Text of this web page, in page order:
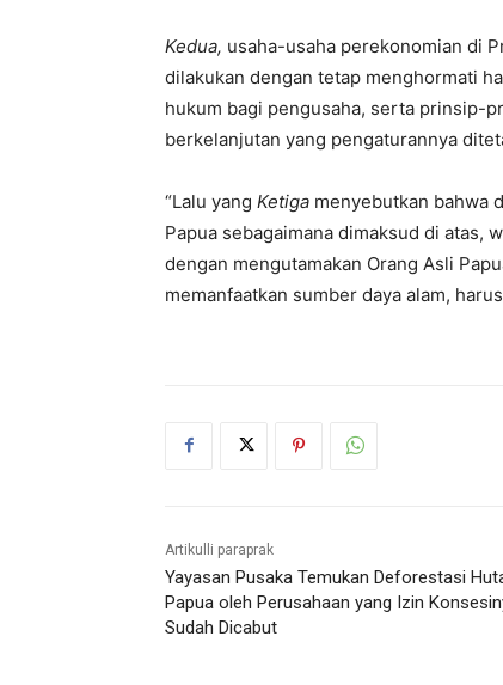
Kedua, usaha-usaha perekonomian di
dilakukan dengan tetap menghormati
hukum bagi pengusaha, serta prinsip-
berkelanjutan yang pengaturannya
“Lalu yang Ketiga menyebutkan bahwa
Papua sebagaimana dimaksud di atas,
dengan mengutamakan Orang Asli
memanfaatkan sumber daya alam,
Artikulli paraprak
Yayasan Pusaka Temukan Deforestasi
Papua oleh Perusahaan yang Izin
Sudah Dicabut